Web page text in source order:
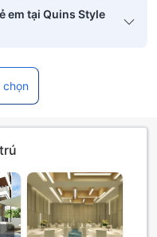
em tại Quins Style
chọn